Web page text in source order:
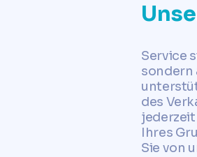
Service
sondern
des
Ihres
Sie von